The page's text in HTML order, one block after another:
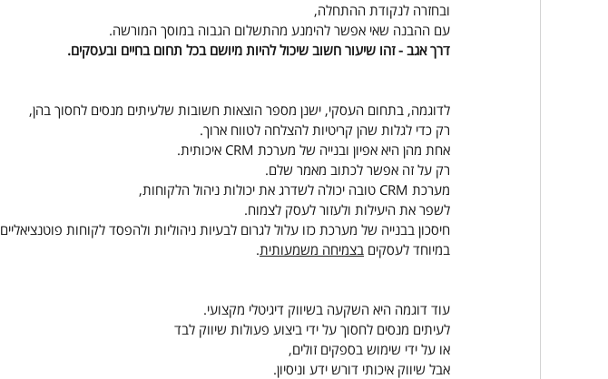
ובחזרה לנקודת ההתחלה,
עם ההבנה שאי אפשר להימנע מהתשלום הגבוה במוסך המורשה.
דרך אגב - זהו שיעור חשוב שיכול להיות מיושם בכל תחום בחיים ובעסקים.
לדוגמה, בתחום העסקי, ישנן מספר הוצאות חשובות שלעיתים מנסים לחסוך בהן,
רק כדי לגלות שהן קריטיות להצלחה לטווח ארוך.
אחת מהן היא אפיון ובנייה של מערכת CRM איכותית.
רק על זה אפשר לכתוב מאמר שלם.
מערכת CRM טובה יכולה לשדרג את יכולות ניהול הלקוחות,
לשפר את היעילות ולעזור לעסק לצמוח.
חיסכון בבנייה של מערכת כזו עלול לגרום לבעיות ניהוליות ולהפסד לקוחות פוטנציאליים
במיוחד לעסקים בצמיחה משמעותית.
עוד דוגמה היא השקעה בשיווק דיגיטלי מקצועי.
לעיתים מנסים לחסוך על ידי ביצוע פעולות שיווק לבד
או על ידי שימוש בספקים זולים,
אבל שיווק איכותי דורש ידע וניסיון.